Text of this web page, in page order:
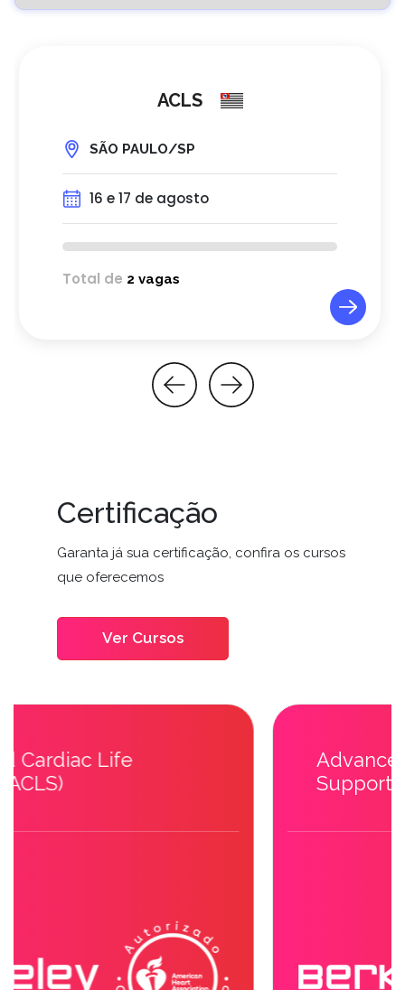
ACLS
SÃO PAULO/SP
16 e 17 de agosto
Total de 2 vagas
Certificação
Garanta já sua certificação, confira os cursos
que oferecemos
Ver Cursos
Advanced Cardiac Life
Support (ACLS)